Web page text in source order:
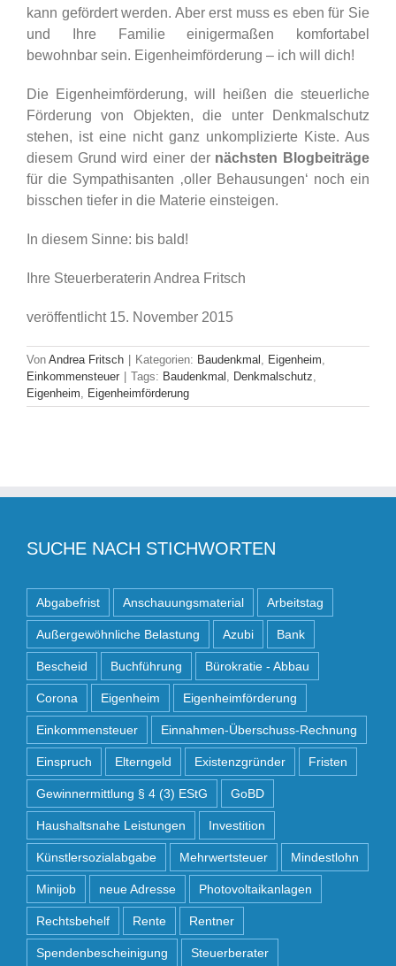
kann gefördert werden. Aber erst muss es eben für Sie
und Ihre Familie einigermaßen komfortabel
bewohnbar sein. Eigenheimförderung – ich will dich!
Die Eigenheimförderung, will heißen die steuerliche
Förderung von Objekten, die unter Denkmalschutz
stehen, ist eine nicht ganz unkomplizierte Kiste. Aus
diesem Grund wird einer der nächsten Blogbeiträge
für die Sympathisanten ‚oller Behausungen‘ noch ein
bisschen tiefer in die Materie einsteigen.
In diesem Sinne: bis bald!
Ihre Steuerberaterin Andrea Fritsch
veröffentlicht 15. November 2015
Von Andrea Fritsch Kategorien: Baudenkmal Eigenheim
Einkommensteuer
Tags: Baudenkmal Denkmalschutz
Eigenheim
Eigenheimförderung
SUCHE NACH STICHWORTEN
Abgabefrist Anschauungsmaterial Arbeitstag
Außergewöhnliche Belastung Azubi Bank
Bescheid Buchführung Bürokratie - Abbau
Corona Eigenheim Eigenheimförderung
Einkommensteuer Einnahmen-Überschuss-Rechnung
Einspruch Elterngeld Existenzgründer Fristen
Gewinnermittlung § 4 (3) EStG GoBD
Haushaltsnahe Leistungen Investition
Künstlersozialabgabe Mehrwertsteuer Mindestlohn
Minijob neue Adresse Photovoltaikanlagen
Rechtsbehelf Rente Rentner
Spendenbescheinigung Steuerberater